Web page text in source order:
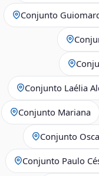
Conjunto
Conjunto Laélia
Conjunto Mariana
Conjunto
Conjunto Paulo